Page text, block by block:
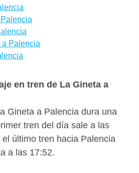
a Palencia
en tren de La Gineta a
Gineta a Palencia dura una
tren del día sale a las
último tren hacia Palencia
a las 17:52.